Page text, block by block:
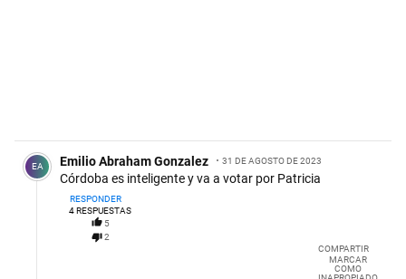
EA Emilio Abraham Gonzalez 31 DE AGOSTO DE 2023
Córdoba es inteligente y va a votar por Patricia
RESPONDER
4RESPUESTAS
5
2
COMPARTIR
MARCAR
COMO